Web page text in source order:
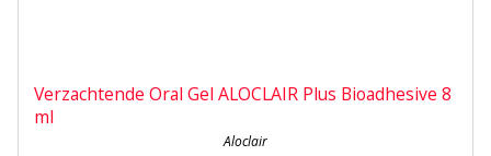
Verzachtende Oral Gel ALOCLAIR Plus Bioadhesive 8
ml
Aloclair